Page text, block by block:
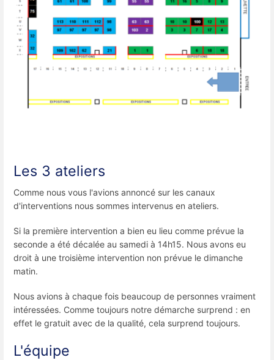
Les 3 ateliers
Comme nous vous l'avions annoncé sur les canaux
d'interventions nous sommes intervenus en ateliers.
Si la première intervention a bien eu lieu comme prévue la
seconde a été décalée au samedi à 14h15. Nous avons eu
droit à une troisième intervention non prévue le dimanche
matin.
Nous avions à chaque fois beaucoup de personnes vraiment
intéressées. Comme toujours notre démarche surprend : en
effet le gratuit avec de la qualité, cela surprend toujours.
L'équipe